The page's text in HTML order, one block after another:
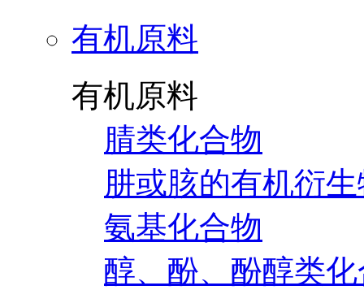
有机原料
有机原料
腈类化合物
肼或胲的有机衍
氨基化合物
醇、酚、酚醇类